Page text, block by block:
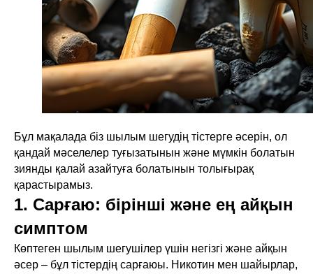
Бұл мақалада біз шылым шегудің тістерге әсерін, ол
қандай мәселелер туғызатынын және мүмкін болатын
зиянды қалай азайтуға болатынын толығырақ
қарастырамыз.
1. Сарғаю: бірінші және ең айқын
симптом
Көптеген шылым шегушілер үшін негізгі және айқын
әсер – бұл тістердің сарғаюы. Никотин мен шайырлар,